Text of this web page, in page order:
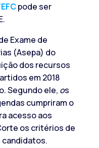
pode ser
Exame de
(Asepa) do
dos recursos
em 2018
Segundo ele, os
cumpriram o
acesso aos
os critérios de
candidatos.